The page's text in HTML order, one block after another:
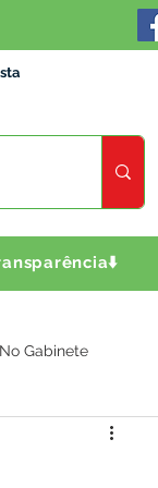
No Gabinete
e Produção